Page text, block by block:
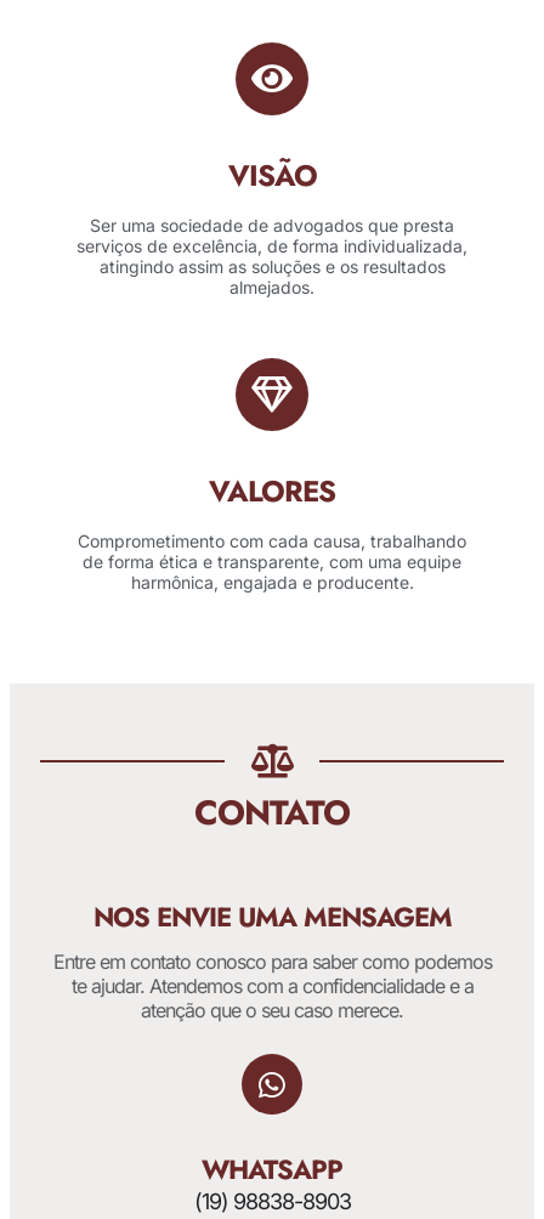
VISÃO
Ser uma sociedade de advogados que presta
serviços de excelência, de forma individualizada,
atingindo assim as soluções e os resultados
almejados.
VALORES
Comprometimento com cada causa, trabalhando
de forma ética e transparente, com uma equipe
harmônica, engajada e producente.
CONTATO
NOS ENVIE UMA MENSAGEM
Entre em contato conosco para saber como podemos
te ajudar. Atendemos com a confidencialidade e a
atenção que o seu caso merece.
WHATSAPP
(19) 98838-8903